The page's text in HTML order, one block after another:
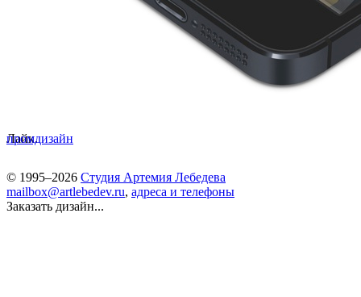
Лайк.
промдизайн
© 1995–2026 Студия Артемия Лебедева
mailbox@artlebedev.ru, адреса и телефоны
Заказать дизайн...